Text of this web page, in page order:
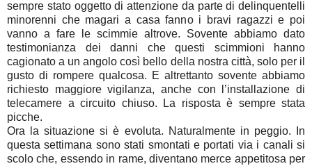
sempre stato oggetto di attenzione da parte di delinquentelli
minorenni che magari a casa fanno i bravi ragazzi e poi
vanno a fare le scimmie altrove. Sovente abbiamo dato
testimonianza dei danni che questi scimmioni hanno
cagionato a un angolo così bello della nostra città, solo per il
gusto di rompere qualcosa. E altrettanto sovente abbiamo
richiesto maggiore vigilanza, anche con l’installazione di
telecamere a circuito chiuso. La risposta è sempre stata
picche.
Ora la situazione si è evoluta. Naturalmente in peggio. In
questa settimana sono stati smontati e portati via i canali si
scolo che, essendo in rame, diventano merce appetitosa per